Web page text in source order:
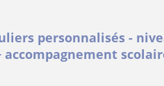
personnalisés -
accompagnement